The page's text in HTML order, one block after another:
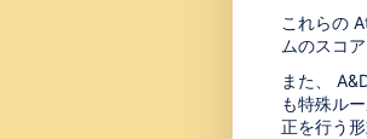
これらの
ムのスコ
また、
も特殊ル
正を行う